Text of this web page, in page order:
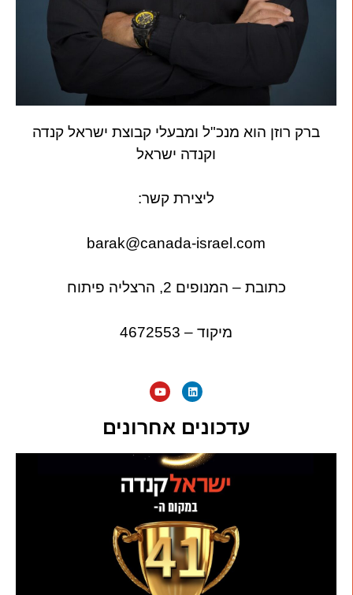
ברק רוזן הוא מנכ"ל ומבעלי קבוצת ישראל קנדה
וקנדה ישראל
ליצירת קשר:
barak@canada-israel.com
כתובת – המנופים 2, הרצליה פיתוח
מיקוד – 4672553
עדכונים אחרונים